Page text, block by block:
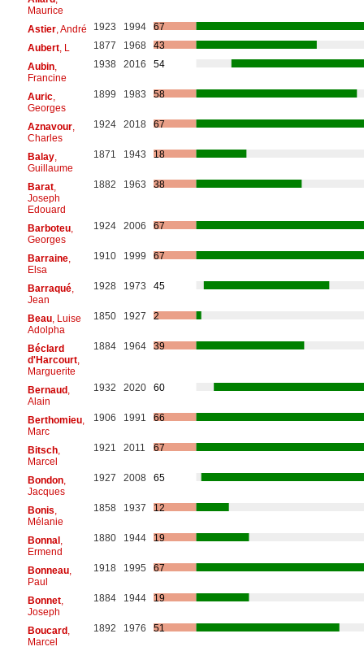
Maurice
Astier, André 1923 1994
67
Aubert, L 1877 1968
43
Aubin,
Francine
1938 2016 54
Auric,
Georges
1899 1983 58
Aznavour,
Charles
1924 2018 67
Balay,
Guillaume
1871 1943 18
Barat,
Joseph
Edouard
1882 1963 38
Barboteu,
Georges
1924 2006 67
Barraine,
Elsa
1910 1999 67
Barraqué,
Jean
1928 1973 45
Beau, Luise
Adolpha
1850 1927 2
Béclard
d'Harcourt,
Marguerite
1884 1964 39
Bernaud,
Alain
1932 2020 60
Berthomieu,
Marc
1906 1991 66
Bitsch,
Marcel
1921 2011 67
Bondon,
Jacques
1927 2008 65
Bonis
Mélanie
1858 1937 12
Bonnal,
Ermend
1880 1944 19
Bonneau,
Paul
1918 1995 67
Bonnet,
Joseph
1884 1944 19
Boucard,
Marcel
1892 1976 51